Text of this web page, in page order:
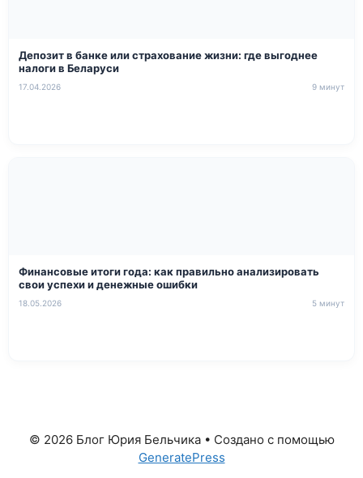
Депозит в банке или страхование жизни: где выгоднее
налоги в Беларуси
17.04.2026 9 минут
Финансовые итоги года: как правильно анализировать
свои успехи и денежные ошибки
18.05.2026 5 минут
© 2026 Блог Юрия Бельчика• Создано с помощью
GeneratePress